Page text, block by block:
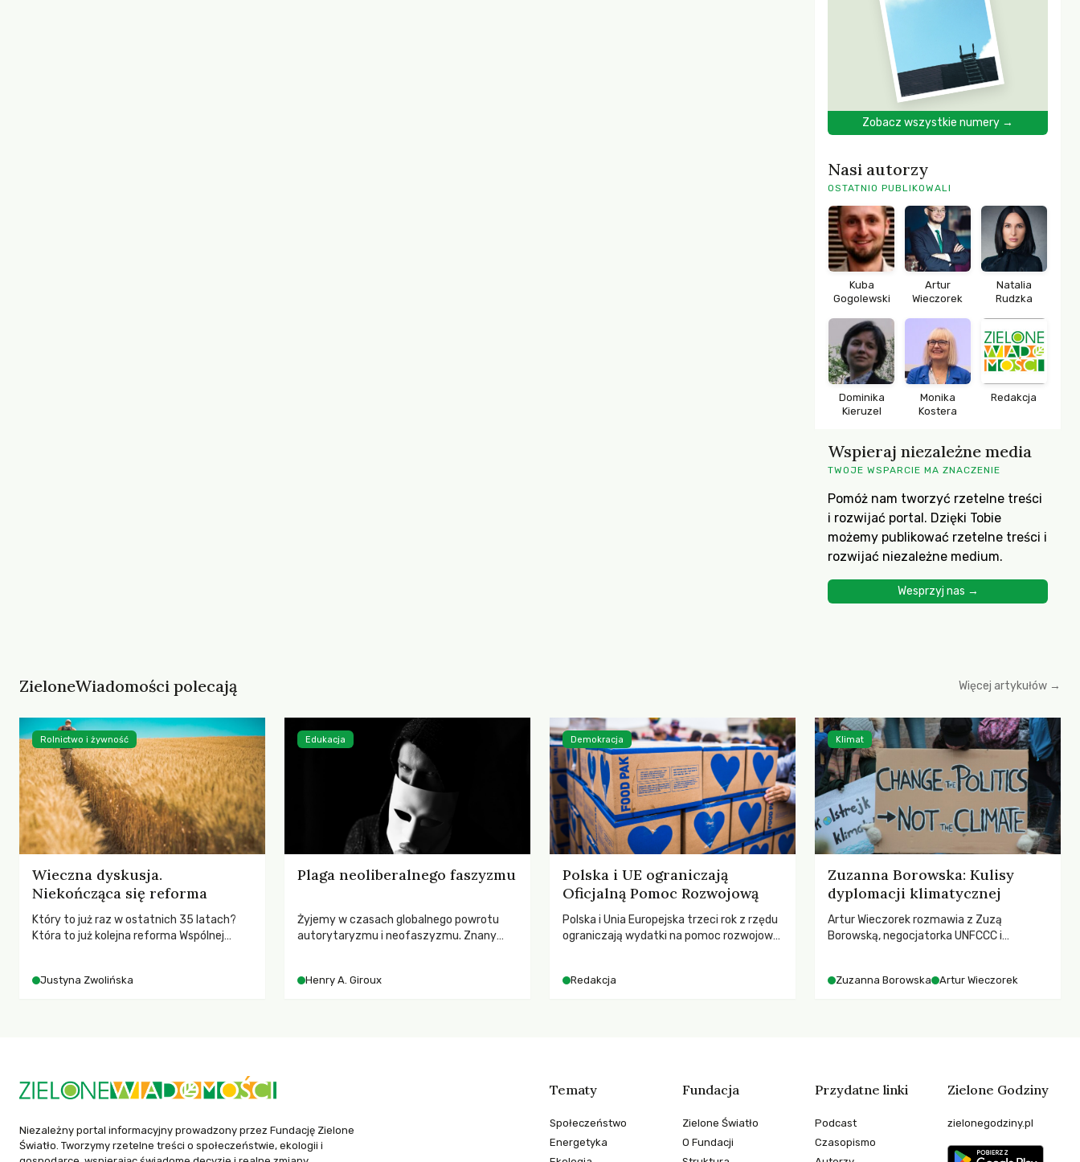
Zobacz wszystkie numery →
Nasi autorzy
OSTATNIO PUBLIKOWALI
Kuba
Gogolewski
Artur
Wieczorek
Natalia
Rudzka
Dominika
Kieruzel
Monika
Kostera
Redakcja
Wspieraj niezależne media
TWOJE WSPARCIE MA ZNACZENIE
Pomóż nam tworzyć rzetelne treści
i rozwijać portal. Dzięki Tobie
możemy publikować rzetelne treści i
rozwijać niezależne medium.
Wesprzyj nas →
ZieloneWiadomości polecają Więcej artykułów →
Wieczna dyskusja.
Niekończąca się reforma
Który to już raz w ostatnich 35 latach?
Która to już kolejna reforma Wspólnej
społeczne?
Justyna Zwolińska
Rolnictwo i żywność
Plaga neoliberalnego faszyzmu
Żyjemy w czasach globalnego powrotu
autorytaryzmu i neofaszyzmu. Znany
społeczeństwo. Czy współczesne
Henry A. Giroux
Edukacja
Polska i UE ograniczają
Oficjalną Pomoc Rozwojową
Polska i Unia Europejska trzeci rok z rzędu
ograniczają wydatki na pomoc rozwojową
dla krajów najbardziej potrzebujących, a
Redakcja
Demokracja
Zuzanna Borowska: Kulisy
dyplomacji klimatycznej
Artur Wieczorek rozmawia z Zuzą
Borowską, negocjatorka UNFCCC i
ruchach klimatycznych
Zuzanna Borowska Artur Wieczorek
Klimat
Niezależny portal informacyjny prowadzony przez Fundację Zielone
Światło. Tworzymy rzetelne treści o społeczeństwie, ekologii i
Tematy
Społeczeństwo
Energetyka
Fundacja
Zielone Światło
O Fundacji
Przydatne linki
Podcast
Czasopismo
Zielone Godziny
zielonegodziny.pl